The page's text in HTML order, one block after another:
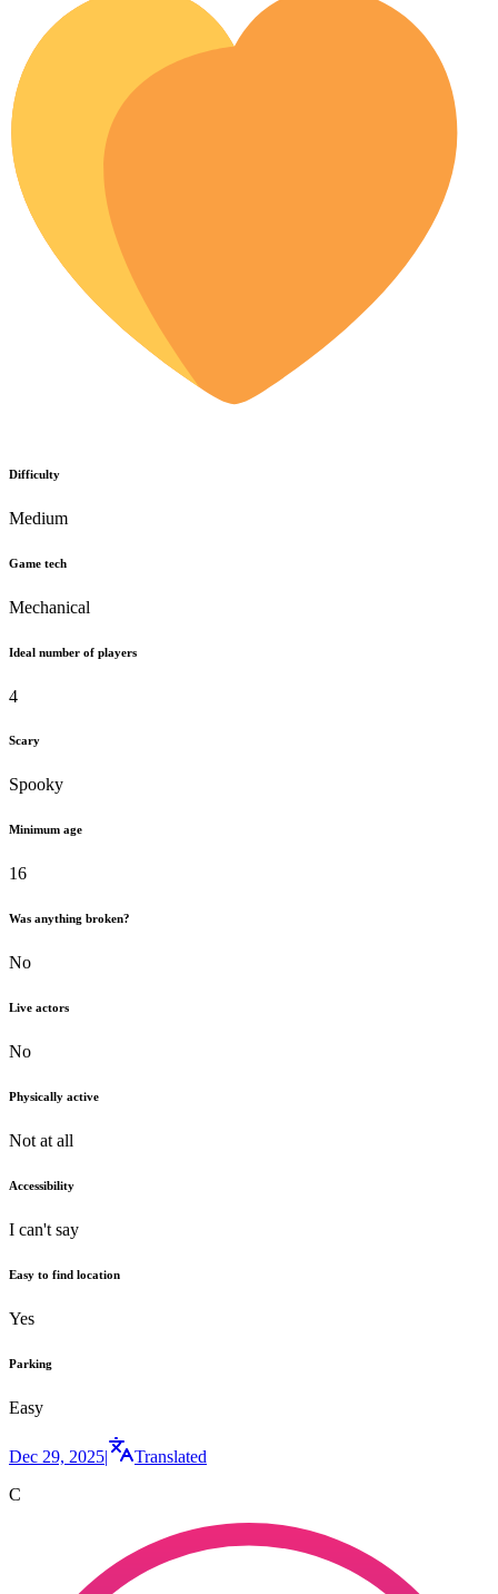
Difficulty
Medium
Game tech
Mechanical
Ideal number of players
4
Scary
Spooky
Minimum age
16
Was anything broken?
No
Live actors
No
Physically active
Not at all
Accessibility
I can't say
Easy to find location
Yes
Parking
Easy
Dec 29, 2025|
Translated
C